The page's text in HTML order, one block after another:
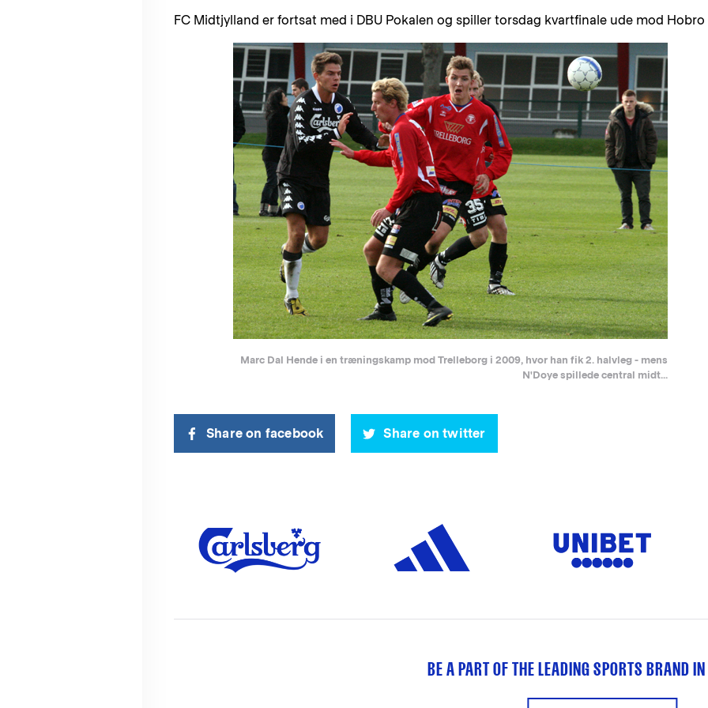
FC Midtjylland er fortsat med i DBU Pokalen og spiller torsdag kvartfinale ude mod Hobro
Marc Dal Hende i en træningskamp mod Trelleborg i 2009, hvor han fik 2. halvleg - mens
N'Doye spillede central midt...
Share on facebook Share on twitter
BE A PART OF THE LEADING SPORTS BRAND